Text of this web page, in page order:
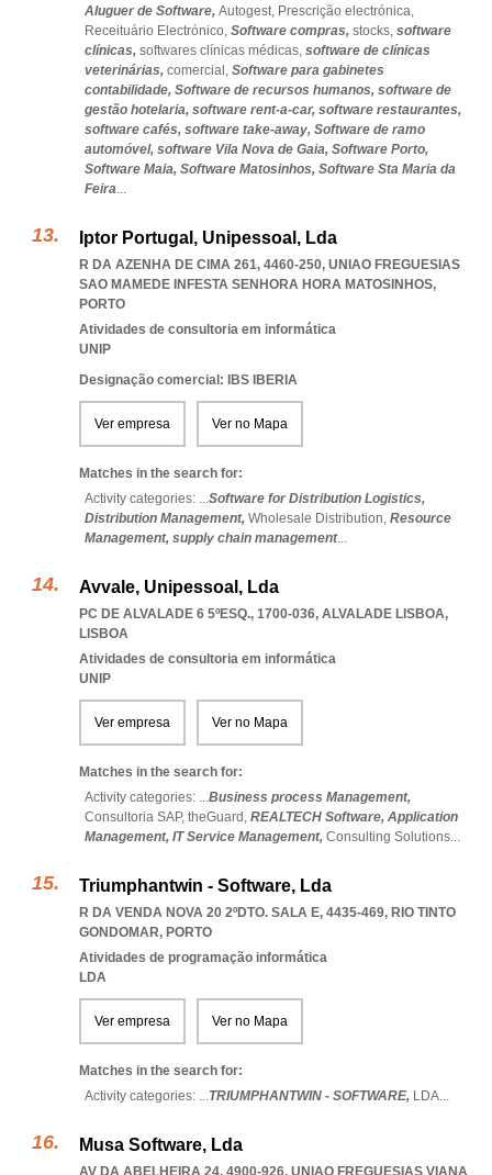
Aluguer de Software, Autogest, Prescrição electrónica,
Receituário Electrónico, Software compras, stocks, software
clínicas, softwares clínicas médicas, software de clínicas
veterinárias, comercial, Software para gabinetes
contabilidade, Software de recursos humanos, software de
gestão hotelaria, software rent-a-car, software restaurantes,
software cafés, software take-away, Software de ramo
automóvel, software Vila Nova de Gaia, Software Porto,
Software Maia, Software Matosinhos, Software Sta Maria da
Feira...
Iptor Portugal, Unipessoal, Lda
R DA AZENHA DE CIMA 261, 4460-250, UNIAO FREGUESIAS
SAO MAMEDE INFESTA SENHORA HORA MATOSINHOS,
PORTO
Atividades de consultoria em informática
UNIP
Designação comercial: IBS IBERIA
Ver empresa Ver no Mapa
Matches in the search for:
Activity categories: ...Software for Distribution Logistics,
Distribution Management, Wholesale Distribution, Resource
Management, supply chain management...
Avvale, Unipessoal, Lda
PC DE ALVALADE 6 5ºESQ., 1700-036, ALVALADE LISBOA,
LISBOA
Atividades de consultoria em informática
UNIP
Ver empresa Ver no Mapa
Matches in the search for:
Activity categories: ...Business process Management,
Consultoria SAP, theGuard, REALTECH Software, Application
Management, IT Service Management, Consulting Solutions...
Triumphantwin - Software, Lda
R DA VENDA NOVA 20 2ºDTO. SALA E, 4435-469, RIO TINTO
GONDOMAR, PORTO
Atividades de programação informática
LDA
Ver empresa Ver no Mapa
Matches in the search for:
Activity categories: ...TRIUMPHANTWIN - SOFTWARE, LDA...
Musa Software, Lda
AV DA ABELHEIRA 24, 4900-926, UNIAO FREGUESIAS VIANA